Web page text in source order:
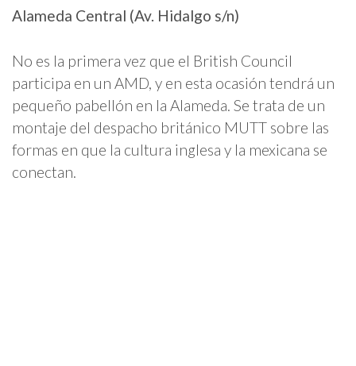
Alameda Central (Av. Hidalgo s/n)
No es la primera vez que el British Council
participa en un AMD, y en esta ocasión tendrá un
pequeño pabellón en la Alameda. Se trata de un
montaje del despacho británico MUTT sobre las
formas en que la cultura inglesa y la mexicana se
conectan.